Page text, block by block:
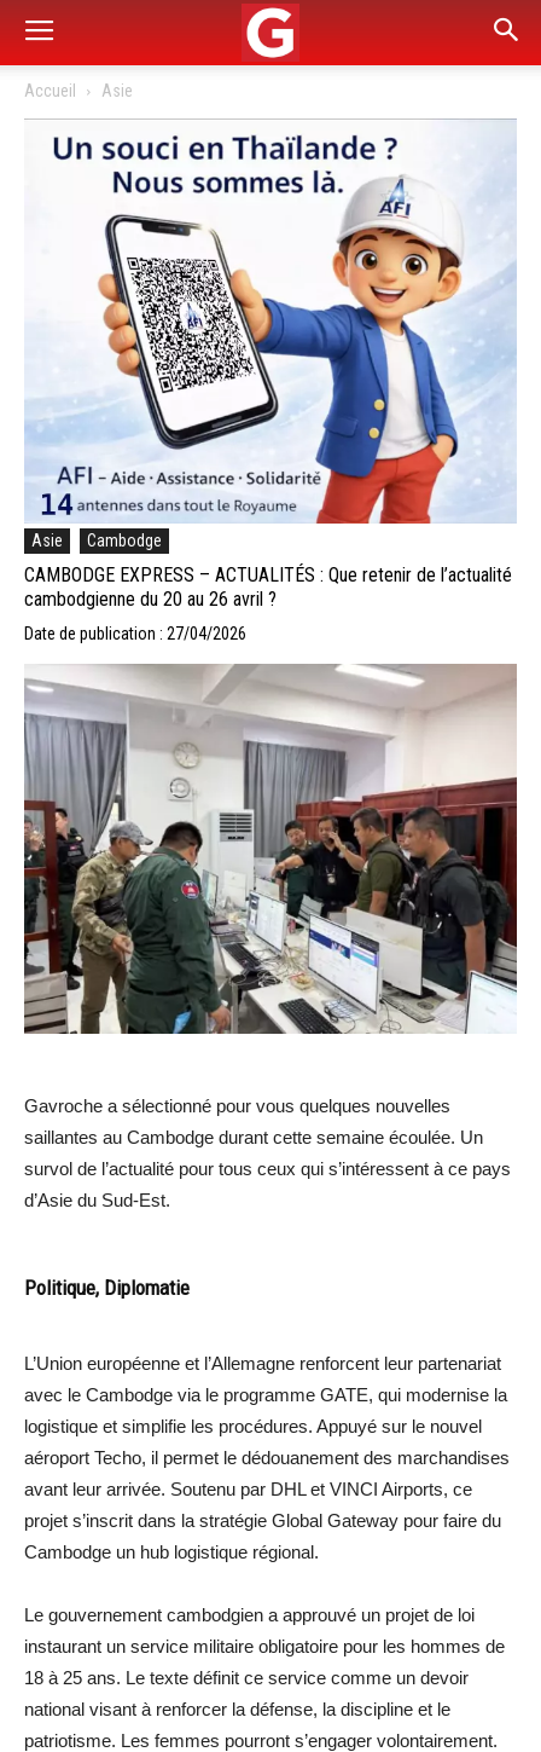
Accueil Asie
Asie Cambodge
CAMBODGE EXPRESS – ACTUALITÉS : Que retenir de l’actualité
cambodgienne du 20 au 26 avril ?
Date de publication : 27/04/2026
Gavroche a sélectionné pour vous quelques nouvelles
saillantes au Cambodge durant cette semaine écoulée. Un
survol de l’actualité pour tous ceux qui s’intéressent à ce pays
d’Asie du Sud-Est.
Politique, Diplomatie
L’Union européenne et l’Allemagne renforcent leur partenariat
avec le Cambodge via le programme GATE, qui modernise la
logistique et simplifie les procédures. Appuyé sur le nouvel
aéroport Techo, il permet le dédouanement des marchandises
avant leur arrivée. Soutenu par DHL et VINCI Airports, ce
projet s’inscrit dans la stratégie Global Gateway pour faire du
Cambodge un hub logistique régional.
Le gouvernement cambodgien a approuvé un projet de loi
instaurant un service militaire obligatoire pour les hommes de
18 à 25 ans. Le texte définit ce service comme un devoir
national visant à renforcer la défense, la discipline et le
patriotisme. Les femmes pourront s’engager volontairement.